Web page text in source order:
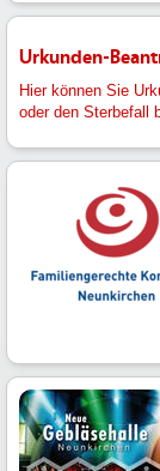
Urkunden-
Hier können Sie
oder den Sterbefall